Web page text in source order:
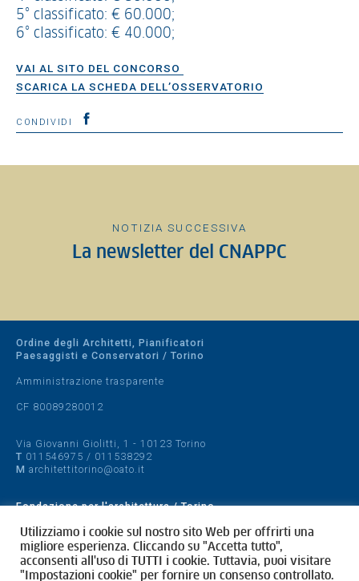
5° classificato: € 60.000;
6° classificato: € 40.000;
VAI AL SITO DEL CONCORSO
SCARICA LA SCHEDA DELL’OSSERVATORIO
CONDIVIDI
NOTIZIA SUCCESSIVA
La newsletter del CNAPPC
Ordine degli Architetti, Pianificatori
Paesaggisti e Conservatori / Torino
Amministrazione trasparente
CF 80089280012
Via Giovanni Giolitti, 1 - 10123 Torino
T 011546975 / 011538292
M architettitorino@oato.it
Fondazione per l'architettura / Torino
Designed by quattrolinee.it
Cookie Policy
Utilizziamo i cookie sul nostro sito Web per offrirti una
migliore esperienza. Cliccando su "Accetta tutto",
acconsenti all'uso di TUTTI i cookie. Tuttavia, puoi visitare
"Impostazioni cookie" per fornire un consenso controllato.